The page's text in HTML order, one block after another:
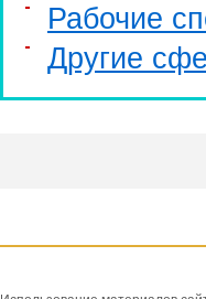
Рабочие
Другие